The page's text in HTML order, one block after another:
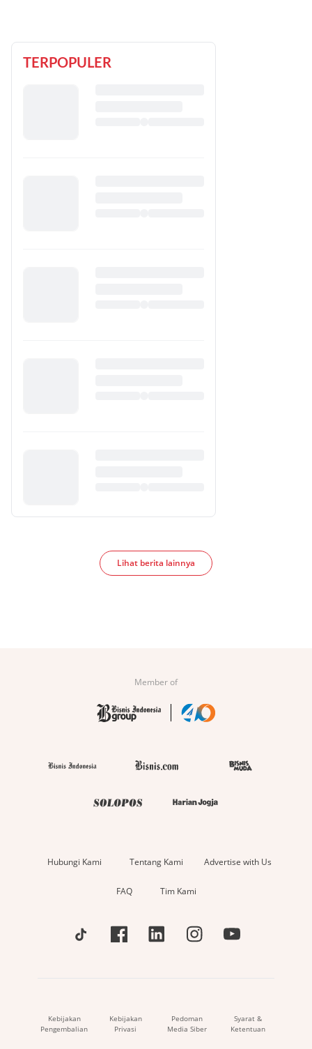
TERPOPULER
Lihat berita lainnya
Member of
Hubungi Kami Tentang Kami Advertise with Us
FAQ Tim Kami
Kebijakan
Pengembalian
Kebijakan
Privasi
Pedoman
Media Siber
Syarat &
Ketentuan